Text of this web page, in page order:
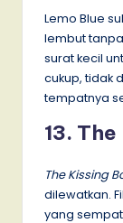
Lemo Blue
lembut
surat kecil
cukup, tidak
tempatnya
13.
The Kissing
dilewatkan.
yang